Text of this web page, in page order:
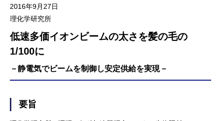
2016年9月27日
理化学研究所
低速多価イオンビームの太さを髪の毛の
1/100に
－静電気でビームを制御し安定供給を実現－
要旨